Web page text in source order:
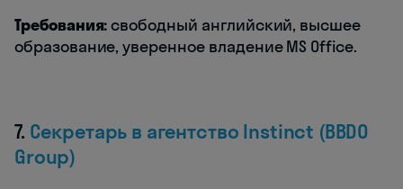
Требования:свободный английский, высшее
образование, уверенное владение MS Office.
7. Секретарь в агентство Instinct (BBDO
Group)